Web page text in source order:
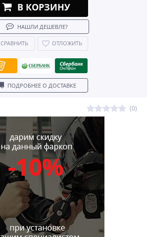
(0)
В КОРЗИНУ
НАШЛИ ДЕШЕВЛЕ?
СРАВНИТЬ ОТЛОЖИТЬ
ПОДРОБНЕЕ О ДОСТАВКЕ